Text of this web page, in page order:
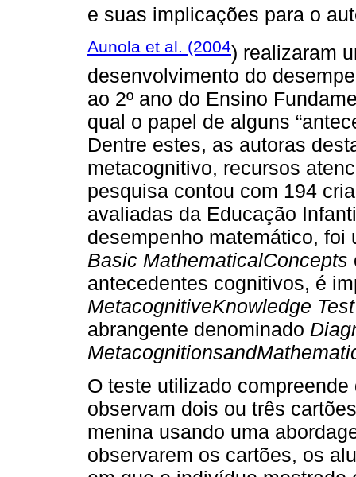
e suas implicações para o
Aunola et al. (2004) realizaram
desenvolvimento do
ao 2º ano do Ensino
qual o papel de alguns
Dentre estes, as autoras
metacognitivo, recursos
pesquisa contou com 194
avaliadas da Educação
desempenho matemático,
Basic MathematicalConcepts
antecedentes cognitivos, é
MetacognitiveKnowledge
abrangente denominado
O teste utilizado
observam dois ou três
menina usando uma
observarem os cartões, os